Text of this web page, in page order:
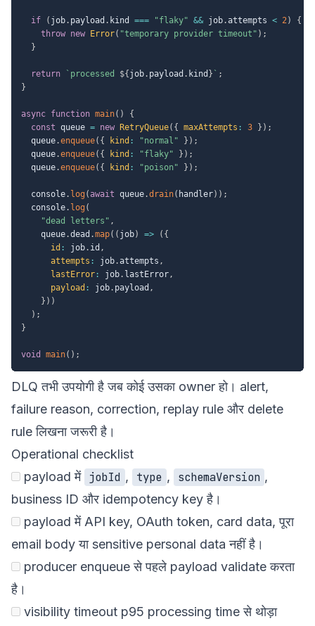
if ( job. payload . kind === "flaky" && job.attempts < 2)
{
throw new Error( "temporary provider timeout" ) ;
}
return ` processed ${ job. payload . kind } ` ;
}
async function main( )
{
const queue = new RetryQueue( { maxAttempts : 3 } ) ;
  queue
.enqueue( { kind : "normal" } ) ;
  queue
.enqueue( { kind : "flaky" } ) ;
  queue
.enqueue( { kind : "poison" } ) ;
  console
. log ( await queue.drain( handler) ) ;
  console
. log (
"dead letters" ,
    queue
.dead .map( ( job) => ( {
id : job. id ,
attempts : job.attempts ,
lastError : job. lastError,
payload : job. payload ,
} ) )
) ;
}
void main( ) ;
DLQ तभी उपयोगी है जब कोई उसका owner हो। alert,
failure reason, correction, replay rule और delete
rule लिखना जरूरी है।
Operational checklist
payload में jobId , type , schemaVersion ,
business ID और idempotency key है।
payload में API key, OAuth token, card data, पूरा
email body या sensitive personal data नहीं है।
producer enqueue से पहले payload validate करता
है।
visibility timeout p95 processing time से थोड़ा